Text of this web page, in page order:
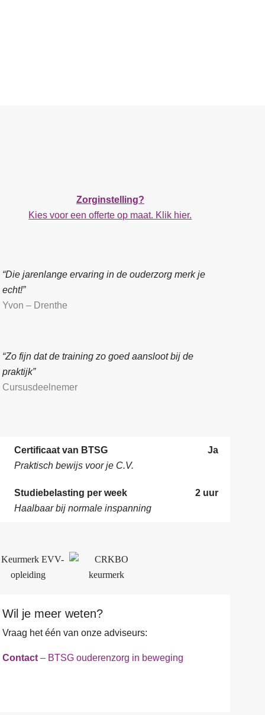
Zorginstelling?
Kies voor een offerte op maat. Klik hier.
“Die jarenlange ervaring in de ouderzorg merk je
echt!”
Yvon – Drenthe
“Zo fijn dat de training zo goed aansloot bij de
praktijk”
Cursusdeelnemer
Certificaat van BTSG
Ja
Praktisch bewijs voor je C.V.
Studiebelasting per week
2 uur
Haalbaar bij normale inspanning
Wil je meer weten?
Vraag het één van onze adviseurs:
Contact– BTSG ouderenzorg in beweging